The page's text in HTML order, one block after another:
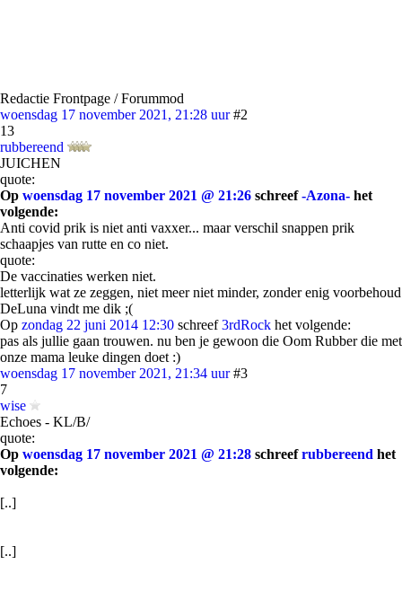
Redactie Frontpage / Forummod
woensdag 17 november 2021, 21:28 uur #2
13
rubbereend
JUICHEN
quote:
Op woensdag 17 november 2021 @ 21:26 schreef-Azona- het
volgende:
Anti covid prik is niet anti vaxxer... maar verschil snappen prik
schaapjes van rutte en co niet.
quote:
De vaccinaties werken niet.
letterlijk wat ze zeggen, niet meer niet minder, zonder enig voorbehoud
DeLuna vindt me dik ;(
Op zondag 22 juni 2014 12:30 schreef3rdRock het volgende:
pas als jullie gaan trouwen. nu ben je gewoon die Oom Rubber die met
onze mama leuke dingen doet :)
woensdag 17 november 2021, 21:34 uur #3
7
wise
Echoes - KL/B/
quote:
Op woensdag 17 november 2021 @ 21:28 schreefrubbereend het
volgende:
[..]
[..]